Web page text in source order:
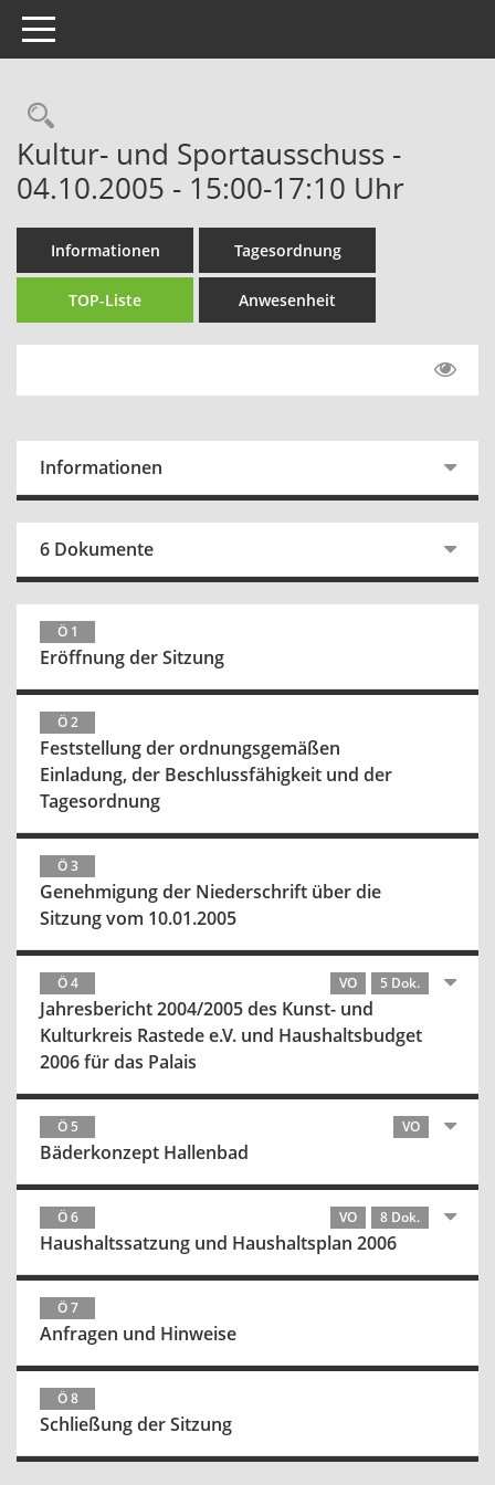
Toggle navigation
Rechercheauswahl
Kultur- und Sportausschuss -
04.10.2005 - 15:00-17:10 Uhr
Informationen Tagesordnung
TOP-Liste Anwesenheit
Informationen
6 Dokumente
Ö 1
Eröffnung der Sitzung
Ö 2
Feststellung der ordnungsgemäßen
Einladung, der Beschlussfähigkeit und der
Tagesordnung
Ö 3
Genehmigung der Niederschrift über die
Sitzung vom 10.01.2005
Ö 4 VO 5 Dok.
Jahresbericht 2004/2005 des Kunst- und
Kulturkreis Rastede e.V. und Haushaltsbudget
2006 für das Palais
Ö 5 VO
Bäderkonzept Hallenbad
Ö 6 VO 8 Dok.
Haushaltssatzung und Haushaltsplan 2006
Ö 7
Anfragen und Hinweise
Ö 8
Schließung der Sitzung